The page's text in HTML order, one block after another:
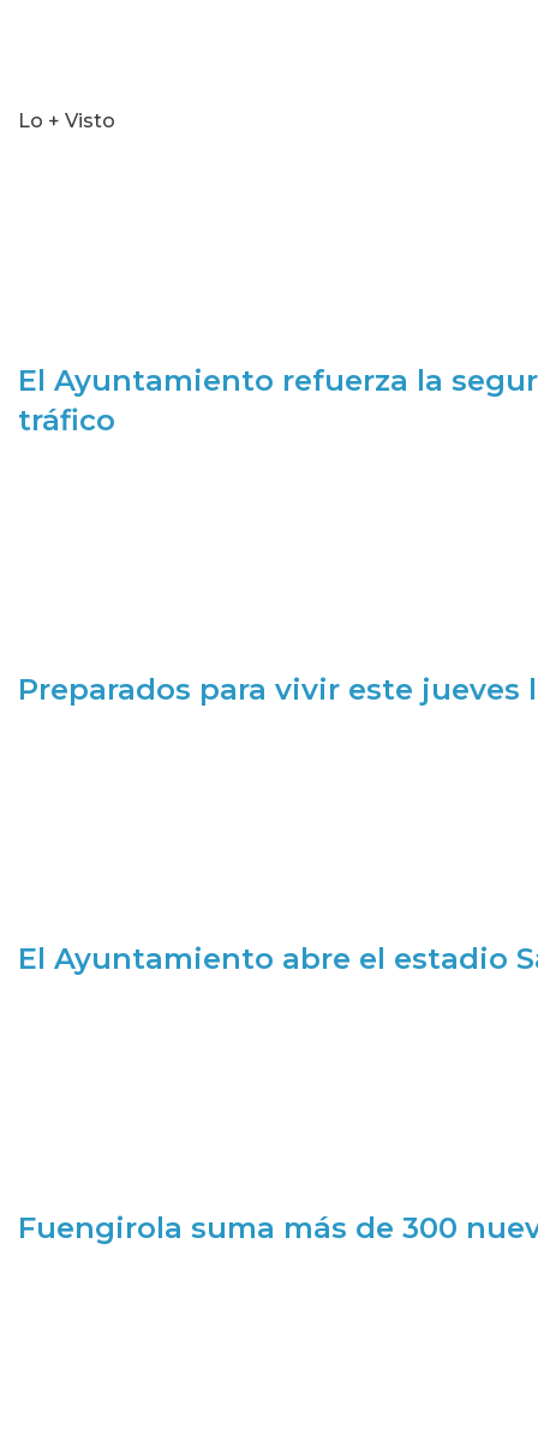
Lo + Visto
El Ayuntamiento refuerza la
tráfico
Preparados para vivir este jueves
El Ayuntamiento abre el estadio
Fuengirola suma más de 300